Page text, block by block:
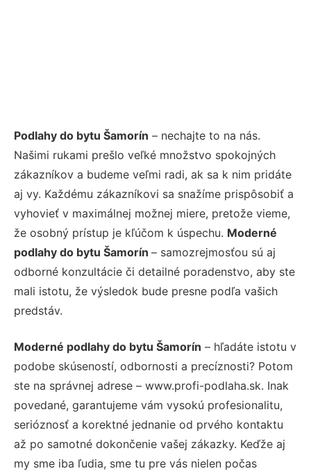
Podlahy do bytu Šamorín – nechajte to na nás.
Našimi rukami prešlo veľké množstvo spokojných
zákazníkov a budeme veľmi radi, ak sa k nim pridáte
aj vy. Každému zákazníkovi sa snažíme prispôsobiť a
vyhovieť v maximálnej možnej miere, pretože vieme,
že osobný prístup je kľúčom k úspechu. Moderné
podlahy do bytu Šamorín – samozrejmosťou sú aj
odborné konzultácie či detailné poradenstvo, aby ste
mali istotu, že výsledok bude presne podľa vašich
predstáv.
Moderné podlahy do bytu Šamorín – hľadáte istotu v
podobe skúseností, odbornosti a precíznosti? Potom
ste na správnej adrese – www.profi-podlaha.sk. Inak
povedané, garantujeme vám vysokú profesionalitu,
serióznosť a korektné jednanie od prvého kontaktu
až po samotné dokončenie vašej zákazky. Keďže aj
my sme iba ľudia, sme tu pre vás nielen počas